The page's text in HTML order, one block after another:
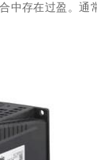
中存在过盈。通